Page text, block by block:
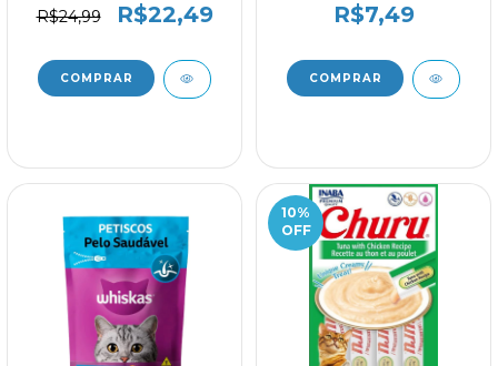
R$24,99 R$22,49 R$7,49
10%
OFF